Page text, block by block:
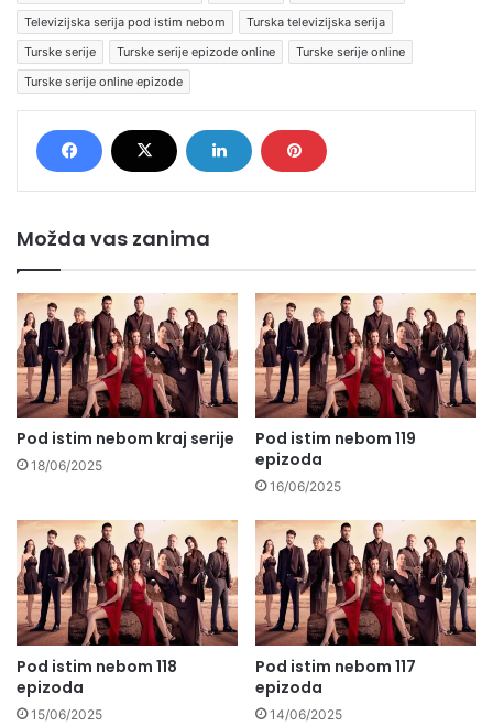
Televizijska serija pod istim nebom
Turska televizijska serija
Turske serije
Turske serije epizode online
Turske serije online
Turske serije online epizode
Možda vas zanima
Pod istim nebom kraj serije
18/06/2025
Pod istim nebom 119
epizoda
16/06/2025
Pod istim nebom 118
epizoda
15/06/2025
Pod istim nebom 117
epizoda
14/06/2025